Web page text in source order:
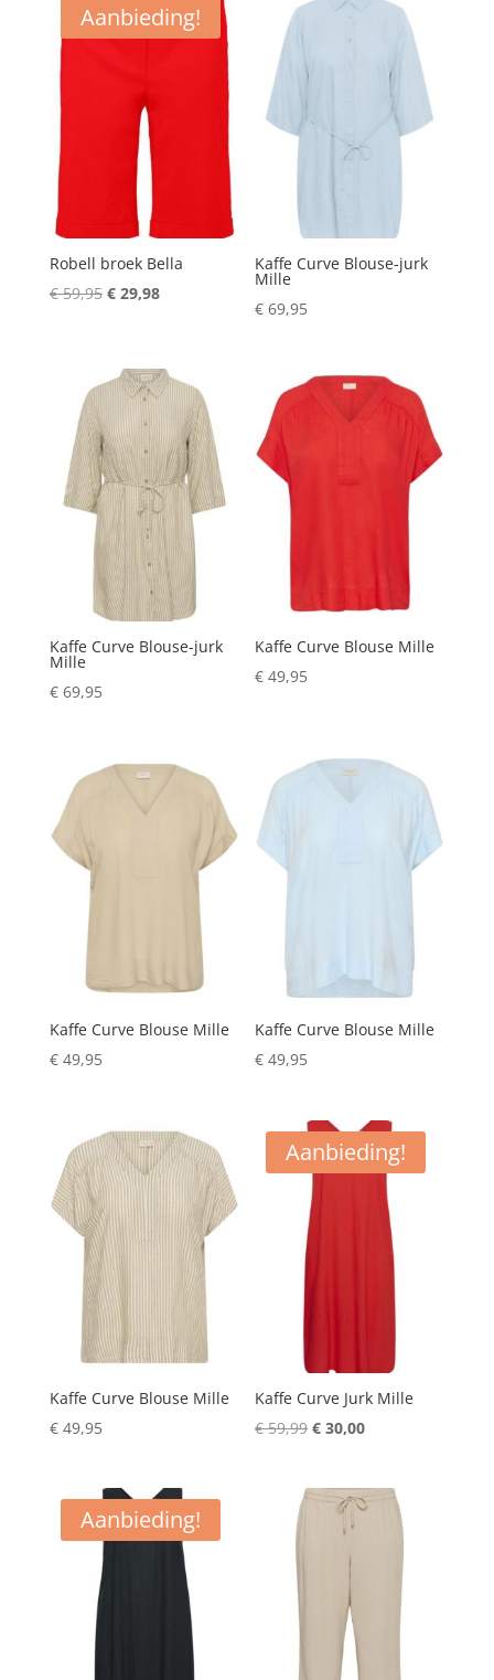
Aanbieding!
Robell broek Bella
€59,95 Oorspronkelijke
€ 59,95.
€29,98Huidige
€ 29,98.
Kaffe Curve Blouse-jurk
Mille
€ 69,95
Kaffe Curve Blouse-jurk
Mille
€69,95
Kaffe Curve Blouse Mille
€ 49,95
Kaffe Curve Blouse Mille
€49,95
Kaffe Curve Blouse Mille
€ 49,95
Kaffe Curve Blouse Mille
€49,95
Aanbieding!
Kaffe Curve Jurk Mille
€59,99 Oorspronkelijke
was:
€ 59,99.
€ 30,00Huidige
is:
€ 30,00.
Aanbieding!